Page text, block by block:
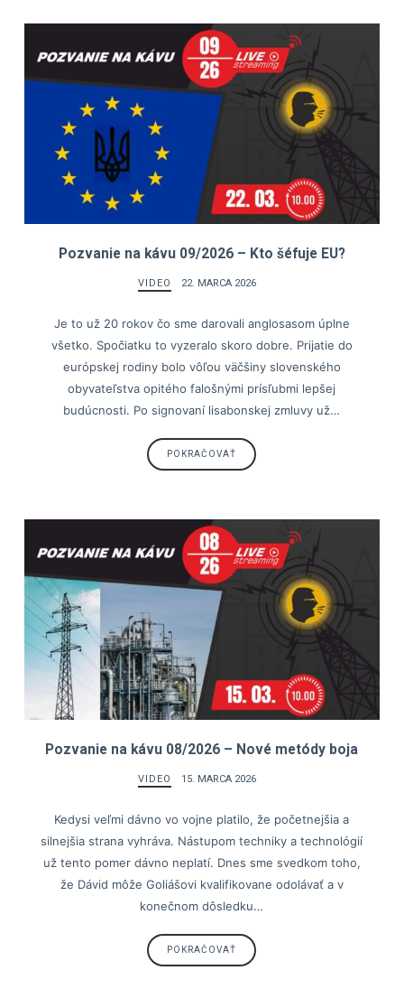
Pozvanie na kávu 09/2026 – Kto šéfuje EU?
VIDEO 22. MARCA 2026
Je to už 20 rokov čo sme darovali anglosasom úplne
všetko. Spočiatku to vyzeralo skoro dobre. Prijatie do
európskej rodiny bolo vôľou väčšiny slovenského
obyvateľstva opitého falošnými prísľubmi lepšej
budúcnosti. Po signovaní lisabonskej zmluvy už…
POKRAČOVAŤ
Pozvanie na kávu 08/2026 – Nové metódy boja
VIDEO 15. MARCA 2026
Kedysi veľmi dávno vo vojne platilo, že početnejšia a
silnejšia strana vyhráva. Nástupom techniky a technológií
už tento pomer dávno neplatí. Dnes sme svedkom toho,
že Dávid môže Goliášovi kvalifikovane odolávať a v
konečnom dôsledku…
POKRAČOVAŤ